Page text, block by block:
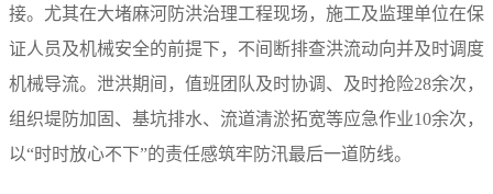
接。尤其在大堵麻河防洪治理工程现场，施工及监理单位在保
证人员及机械安全的前提下，不间断排查洪流动向并及时调度
机械导流。泄洪期间，值班团队及时协调、及时抢险28余次，
组织堤防加固、基坑排水、流道清淤拓宽等应急作业10余次，
以“时时放心不下”的责任感筑牢防汛最后一道防线。